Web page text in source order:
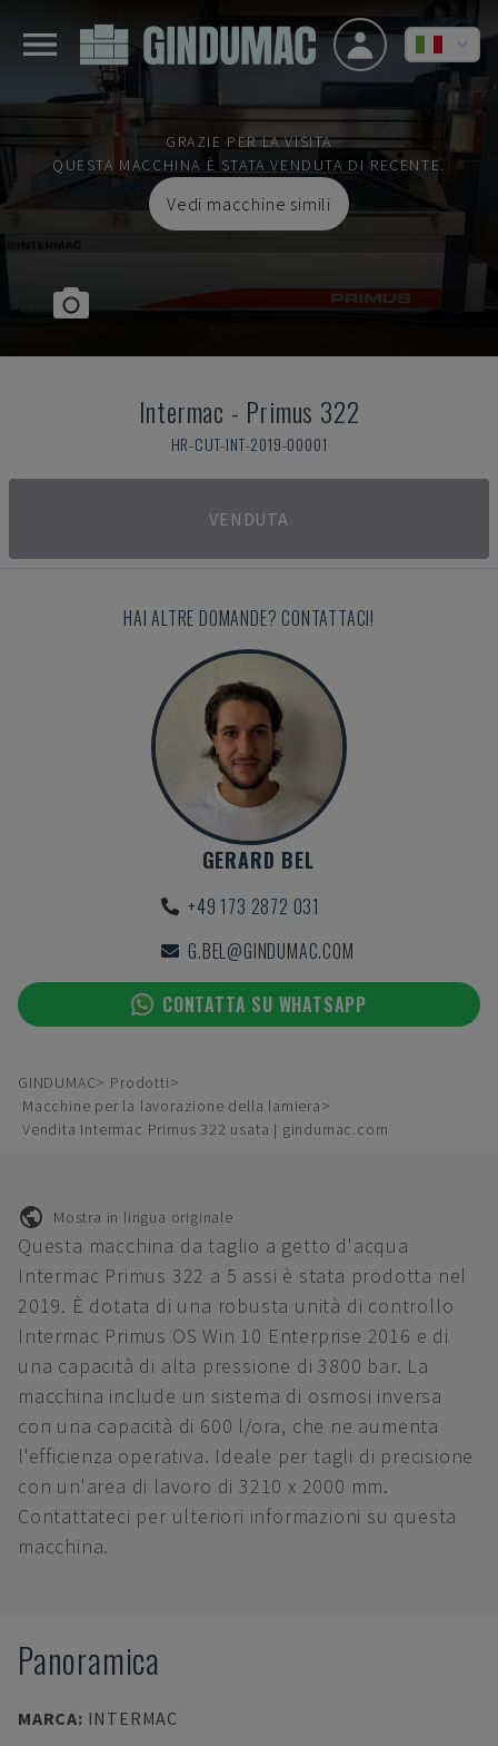
GRAZIE PER LA VISITA
QUESTA MACCHINA È STATA VENDUTA DI RECENTE.
Vedi macchine simili
Intermac - Primus 322
HR-CUT-INT-2019-00001
VENDUTA
HAI ALTRE DOMANDE? CONTATTACI!
GERARD BEL
+49 173 2872 031
G.BEL@GINDUMAC.COM
CONTATTA SU WHATSAPP
GINDUMAC
Prodotti
Macchine per la lavorazione della lamiera
Vendita Intermac Primus 322 usata | gindumac.com
Mostra in lingua originale
Questa macchina da taglio a getto d'acqua
Intermac Primus 322 a 5 assi è stata prodotta nel
2019. È dotata di una robusta unità di controllo
Intermac Primus OS Win 10 Enterprise 2016 e di
una capacità di alta pressione di 3800 bar. La
macchina include un sistema di osmosi inversa
con una capacità di 600 l/ora, che ne aumenta
l'efficienza operativa. Ideale per tagli di precisione
con un'area di lavoro di 3210 x 2000 mm.
Contattateci per ulteriori informazioni su questa
macchina.
Panoramica
MARCA: INTERMAC